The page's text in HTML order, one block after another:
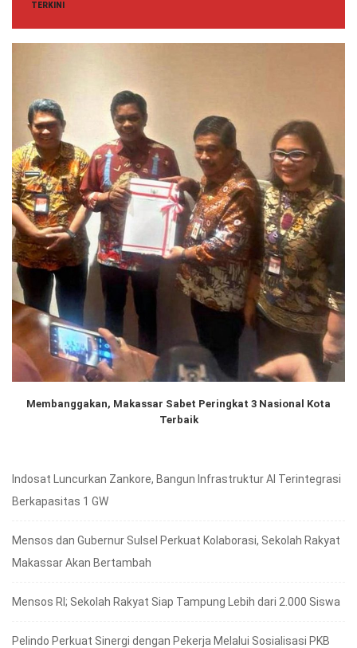
TERKINI
Membanggakan, Makassar Sabet Peringkat 3 Nasional Kota
Terbaik
Indosat Luncurkan Zankore, Bangun Infrastruktur AI Terintegrasi
Berkapasitas 1 GW
Mensos dan Gubernur Sulsel Perkuat Kolaborasi, Sekolah Rakyat
Makassar Akan Bertambah
Mensos RI; Sekolah Rakyat Siap Tampung Lebih dari 2.000 Siswa
Pelindo Perkuat Sinergi dengan Pekerja Melalui Sosialisasi PKB